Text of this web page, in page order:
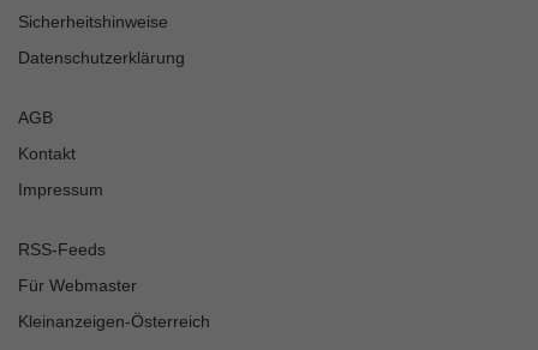
Sicherheitshinweise
Datenschutzerklärung
AGB
Kontakt
Impressum
RSS-Feeds
Für Webmaster
Kleinanzeigen-Österreich